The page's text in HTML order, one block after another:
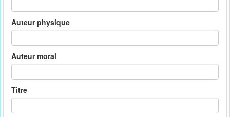
Auteur physique
Auteur moral
Titre